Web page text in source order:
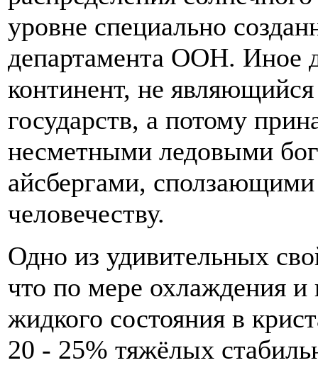
уровне специально
департамента ООН. Иное
континент, не
государств, а потому
несметными ледовыми
айсбергами,
человечеству.
Одно из удивительных
что по мере охлаждения и
жидкого состояния в
20 - 25% тяжёлых